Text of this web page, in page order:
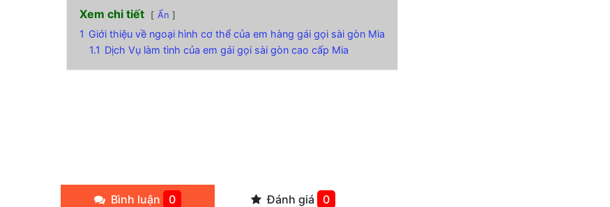
Xem chi tiết Ẩn
1 Giới thiệu về ngoại hình cơ thể của em hàng gái gọi sài gòn Mia
1.1 Dịch Vụ làm tình của em gái gọi sài gòn cao cấp Mia
Bình luận 0 Đánh giá 0